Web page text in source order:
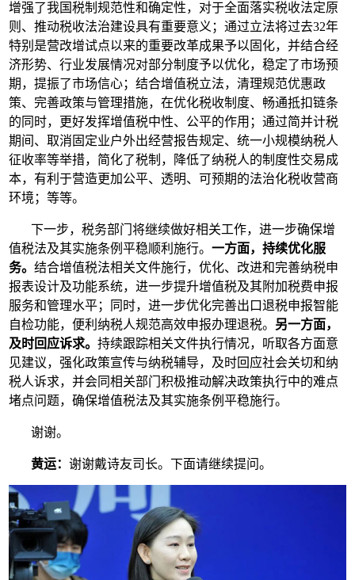
增强了我国税制规范性和确定性，对于全面落实税收法定原
则、推动税收法治建设具有重要意义；通过立法将过去32年
特别是营改增试点以来的重要改革成果予以固化，并结合经
济形势、行业发展情况对部分制度予以优化，稳定了市场预
期，提振了市场信心；结合增值税立法，清理规范优惠政
策、完善政策与管理措施，在优化税收制度、畅通抵扣链条
的同时，更好发挥增值税中性、公平的作用；通过简并计税
期间、取消固定业户外出经营报告规定、统一小规模纳税人
征收率等举措，简化了税制，降低了纳税人的制度性交易成
本，有利于营造更加公平、透明、可预期的法治化税收营商
环境；等等。
下一步，税务部门将继续做好相关工作，进一步确保增
值税法及其实施条例平稳顺利施行。一方面，持续优化服
务。结合增值税法相关文件施行，优化、改进和完善纳税申
报表设计及功能系统，进一步提升增值税及其附加税费申报
服务和管理水平；同时，进一步优化完善出口退税申报智能
自检功能，便利纳税人规范高效申报办理退税。 另一方面，
及时回应诉求。持续跟踪相关文件执行情况，听取各方面意
见建议，强化政策宣传与纳税辅导，及时回应社会关切和纳
税人诉求，并会同相关部门积极推动解决政策执行中的难点
堵点问题，确保增值税法及其实施条例平稳施行。
谢谢。
黄运：谢谢戴诗友司长。下面请继续提问。